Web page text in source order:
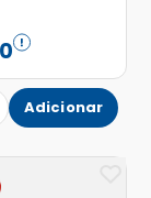
Adicionar